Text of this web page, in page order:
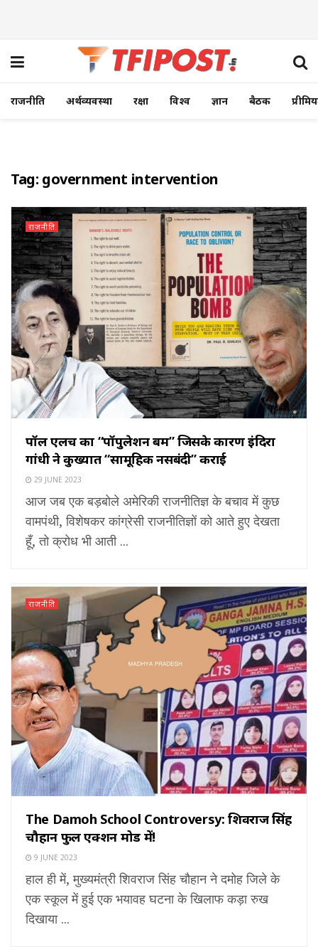
राजनीति अर्थव्यवस्था रक्षा विश्व ज्ञान बैठक
Tag: government intervention
राजनीति
पॉल एर्लिच का “पॉपुलेशन बम” जिसके कारण इंदिरा
गांधी ने कुख्यात “सामूहिक नसबंदी” कराई
29 JUNE 2023
आज जब एक बड़बोले अमेरिकी राजनीतिज्ञ के बचाव में कुछ
वामपंथी, विशेषकर कांग्रेसी राजनीतिज्ञों को आते हुए देखता
हूँ, तो क्रोध भी आती ...
राजनीति
The Damoh School Controversy: शिवराज सिंह
चौहान फुल एक्शन मोड में!
9 JUNE 2023
हाल ही में, मुख्यमंत्री शिवराज सिंह चौहान ने दमोह जिले के
एक स्कूल में हुई एक भयावह घटना के खिलाफ कड़ा रुख
दिखाया ...